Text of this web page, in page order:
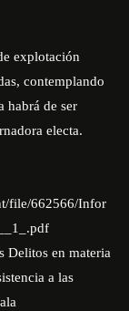
explotación
contemplando
habrá de ser
electa.
file/662566/Infor
Delitos en materia
a las